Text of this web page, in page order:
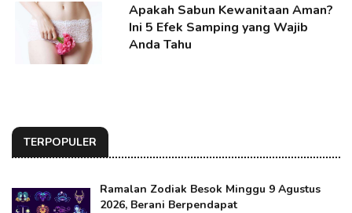
Apakah Sabun Kewanitaan Aman?
Ini 5 Efek Samping yang Wajib
Anda Tahu
TERPOPULER
Ramalan Zodiak Besok Minggu 9 Agustus
2026, Berani Berpendapat